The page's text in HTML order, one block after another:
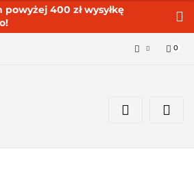
400 zł wysyłkę
Dodaj zgłoszenie
0